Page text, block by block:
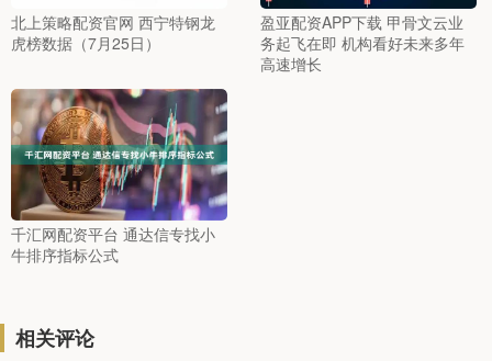
北上策略配资官网 西宁特钢龙
虎榜数据（7月25日）
盈亚配资APP下载 甲骨文云业
务起飞在即 机构看好未来多年
高速增长
千汇网配资平台 通达信专找小
牛排序指标公式
相关评论